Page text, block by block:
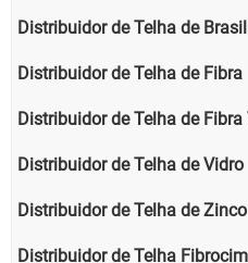
Distribuidor de Telha de
Distribuidor de Telha de Fibra
Distribuidor de Telha de
Distribuidor de Telha de Vidro
Distribuidor de Telha de Zinco
Distribuidor de Telha